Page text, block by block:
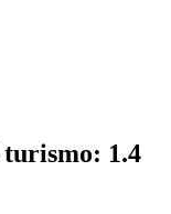
1.4